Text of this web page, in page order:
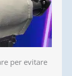
per evitare